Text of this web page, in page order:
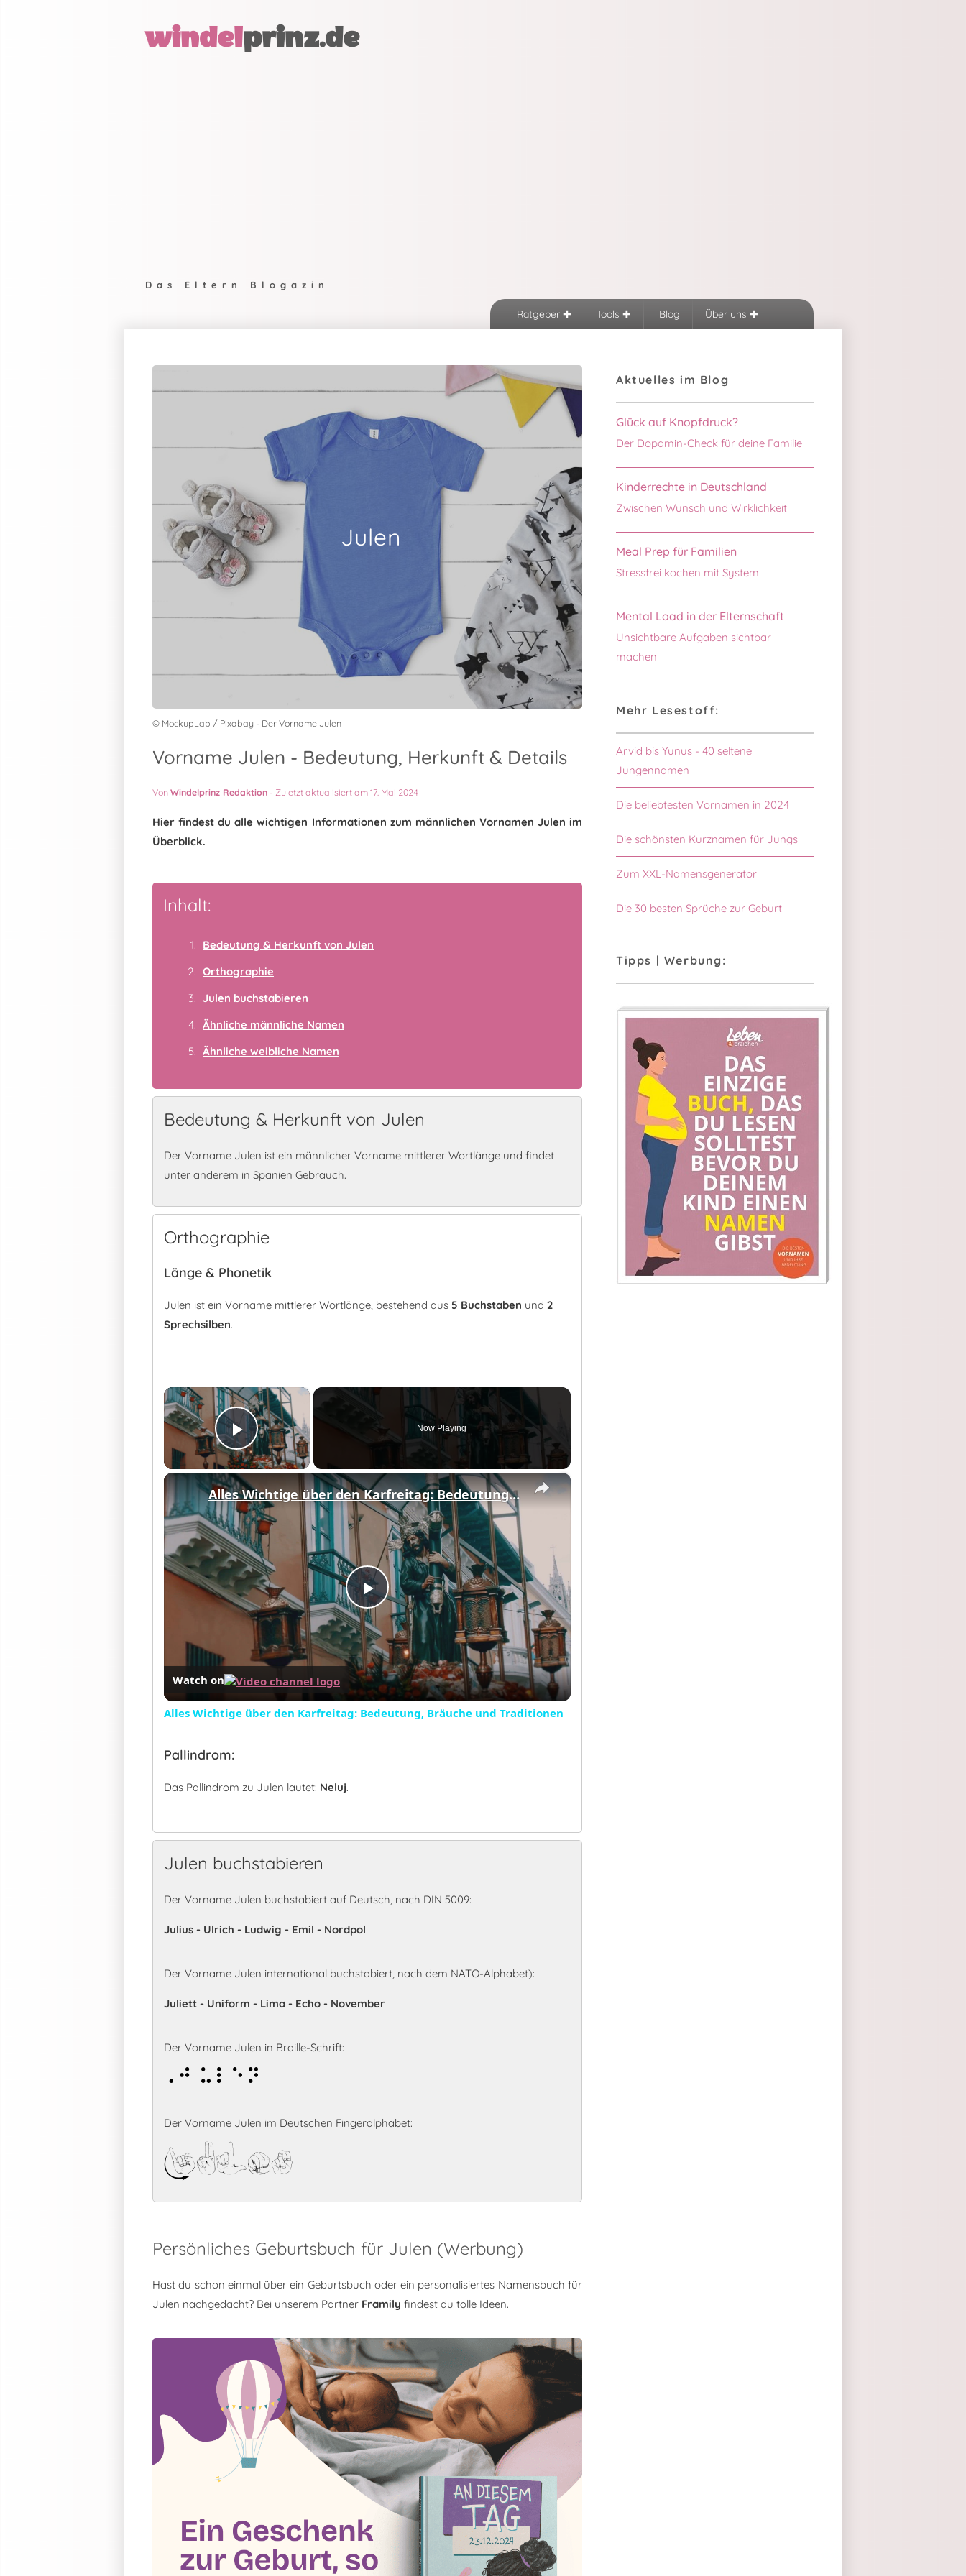
windelprinz.de
Das Eltern Blogazin
Ratgeber Tools Blog Über uns
Julen
© MockupLab / Pixabay - Der Vorname Julen
Vorname Julen - Bedeutung, Herkunft & Details
VonWindelprinz Redaktion - Zuletzt aktualisiert am 17. Mai 2024
Hier findest du alle wichtigen Informationen zum männlichen Vornamen Julen im
Überblick.
Inhalt:
Bedeutung & Herkunft von Julen
Orthographie
Julen buchstabieren
Ähnliche männliche Namen
Ähnliche weibliche Namen
Bedeutung & Herkunft von Julen
Der Vorname Julen ist ein männlicher Vorname mittlerer Wortlänge und findet
unter anderem in Spanien Gebrauch.
Orthographie
Länge & Phonetik
Julen ist ein Vorname mittlerer Wortlänge, bestehend aus 5 Buchstaben und 2
Sprechsilben.
×
Play Video
Now Playing
×
Play
Video
Alles Wichtige über den Karfreitag: Bedeutung, Bräuche und Traditionen
Watch on
Alles Wichtige über den Karfreitag: Bedeutung, Bräuche und Traditionen
Pallindrom:
Das Pallindrom zu Julen lautet: Neluj.
Julen buchstabieren
Der Vorname Julen buchstabiert auf Deutsch, nach DIN 5009:
Julius - Ulrich - Ludwig - Emil - Nordpol
Der Vorname Julen international buchstabiert, nach dem NATO-Alphabet):
Juliett - Uniform - Lima - Echo - November
Der Vorname Julen in Braille-Schrift:
Julen
Der Vorname Julen im Deutschen Fingeralphabet:
Julen
Persönliches Geburtsbuch für Julen (Werbung)
Hast du schon einmal über ein Geburtsbuch oder ein personalisiertes Namensbuch für
Julen nachgedacht? Bei unserem Partner Framily findest du tolle Ideen.
Aktuelles im Blog
Glück auf Knopfdruck?
Der Dopamin-Check für deine Familie
Kinderrechte in Deutschland
Zwischen Wunsch und Wirklichkeit
Meal Prep für Familien
Stressfrei kochen mit System
Mental Load in der Elternschaft
Unsichtbare Aufgaben sichtbar
machen
Mehr Lesestoff:
Arvid bis Yunus - 40 seltene
Jungennamen
Die beliebtesten Vornamen in 2024
Die schönsten Kurznamen für Jungs
Zum XXL-Namensgenerator
Die 30 besten Sprüche zur Geburt
Tipps | Werbung: